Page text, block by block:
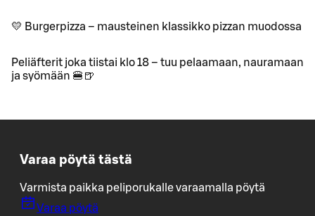
💛 Burgerpizza – mausteinen klassikko pizzan muodossa
Peliäfterit joka tiistai klo 18 – tuu pelaamaan, nauramaan
ja syömään 🍔🍺
Varaa pöytä tästä
Varmista paikka peliporukalle varaamalla pöytä
Varaa pöytä